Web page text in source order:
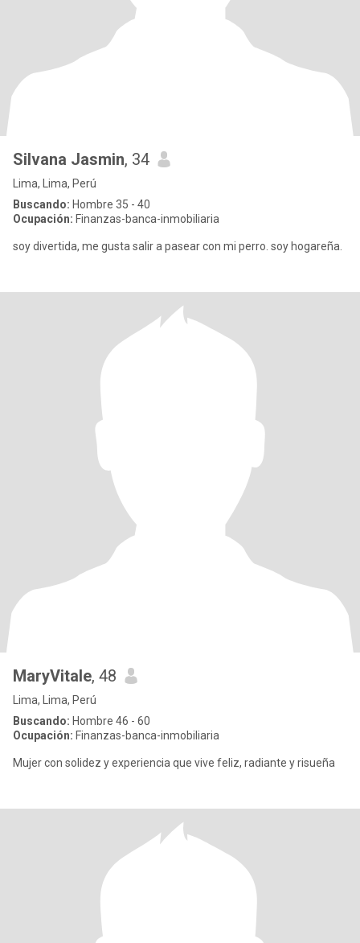
Silvana Jasmin, 34
Lima, Lima, Perú
Buscando: Hombre 35 - 40
Ocupación: Finanzas-banca-inmobiliaria
soy divertida, me gusta salir a pasear con mi perro. soy hogareña.
MaryVitale, 48
Lima, Lima, Perú
Buscando: Hombre 46 - 60
Ocupación: Finanzas-banca-inmobiliaria
Mujer con solidez y experiencia que vive feliz, radiante y risueña